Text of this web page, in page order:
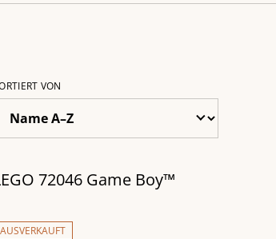
VON
72046 Game Boy™
AUSVERKAUFT